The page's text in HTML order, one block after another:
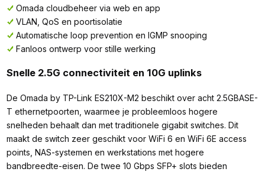
Omada cloudbeheer via web en app
VLAN, QoS en poortisolatie
Automatische loop prevention en IGMP snooping
Fanloos ontwerp voor stille werking
Snelle 2.5G connectiviteit en 10G uplinks
De Omada by TP-Link ES210X-M2 beschikt over acht 2.5GBASE-
T ethernetpoorten, waarmee je probleemloos hogere
snelheden behaalt dan met traditionele gigabit switches. Dit
maakt de switch zeer geschikt voor WiFi 6 en WiFi 6E access
points, NAS-systemen en werkstations met hogere
bandbreedte-eisen. De twee 10 Gbps SFP+ slots bieden